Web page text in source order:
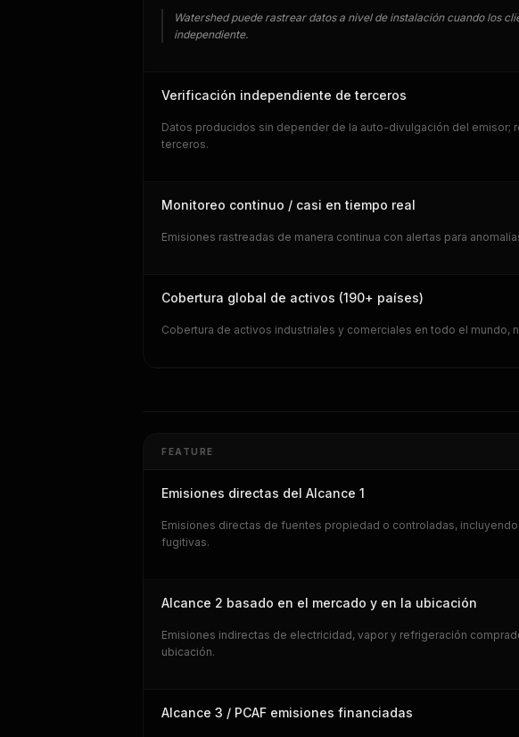
Watershed puede rastrear datos a nivel de instalación cuando los
independiente.
Verificación independiente de terceros
Datos producidos sin depender de la auto-divulgación del
terceros.
Monitoreo continuo / casi en tiempo real
Emisiones rastreadas de manera continua con alertas para
Cobertura global de activos (190+ países)
Cobertura de activos industriales y comerciales en todo el mundo,
FEATURE
Emisiones directas del Alcance 1
Emisiones directas de fuentes propiedad o controladas,
fugitivas.
Alcance 2 basado en el mercado y en la ubicación
Emisiones indirectas de electricidad, vapor y refrigeración
ubicación.
Alcance 3 / PCAF emisiones financiadas